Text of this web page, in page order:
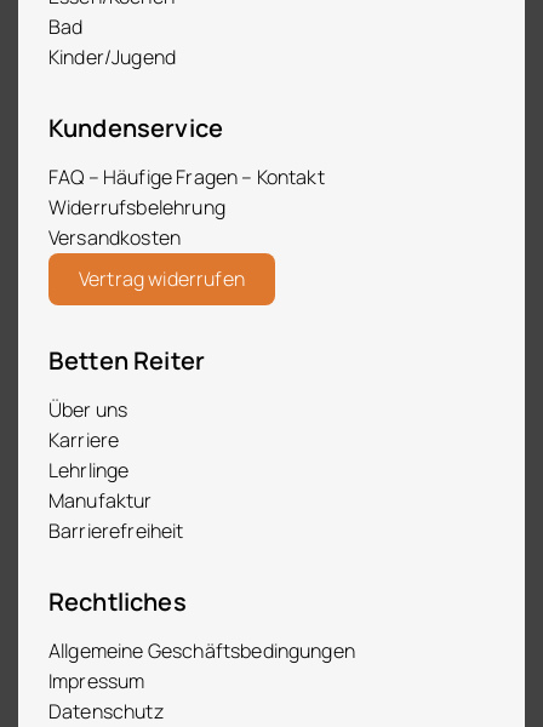
Bad
Kinder/Jugend
Kundenservice
FAQ – Häufige Fragen – Kontakt
Widerrufsbelehrung
Versandkosten
Vertrag widerrufen
Betten Reiter
Über uns
Karriere
Lehrlinge
Manufaktur
Barrierefreiheit
Rechtliches
Allgemeine Geschäftsbedingungen
Impressum
Datenschutz